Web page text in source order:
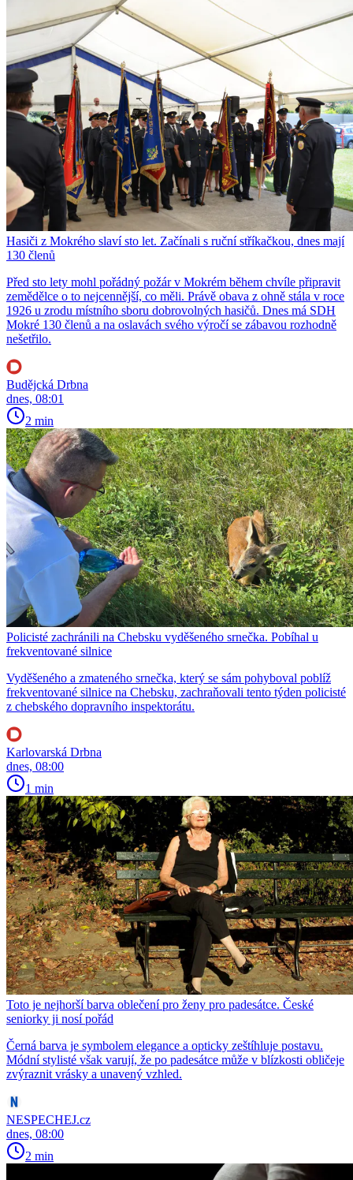
Hasiči z Mokrého slaví sto let. Začínali s ruční stříkačkou, dnes mají
130 členů
Před sto lety mohl pořádný požár v Mokrém během chvíle připravit
zemědělce o to nejcennější, co měli. Právě obava z ohně stála v roce
1926 u zrodu místního sboru dobrovolných hasičů. Dnes má SDH
Mokré 130 členů a na oslavách svého výročí se zábavou rozhodně
nešetřilo.
Budějcká Drbna
dnes, 08:01
2 min
Policisté zachránili na Chebsku vyděšeného srnečka. Pobíhal u
frekventované silnice
Vyděšeného a zmateného srnečka, který se sám pohyboval poblíž
frekventované silnice na Chebsku, zachraňovali tento týden policisté
z chebského dopravního inspektorátu.
Karlovarská Drbna
dnes, 08:00
1 min
Toto je nejhorší barva oblečení pro ženy pro padesátce. České
seniorky ji nosí pořád
Černá barva je symbolem elegance a opticky zeštíhluje postavu.
Módní stylisté však varují, že po padesátce může v blízkosti obličeje
zvýraznit vrásky a unavený vzhled.
NESPECHEJ.cz
dnes, 08:00
2 min